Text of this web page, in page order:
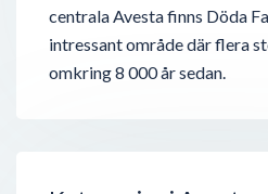
centrala Avesta finns Döda
intressant område där flera
omkring 8 000 år sedan.